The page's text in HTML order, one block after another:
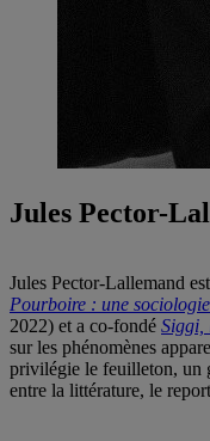
Jules Pector-
Jules Pector-Lallemand
Pourboire : une
2022) et a co-fondé Siggi,
sur les phénomènes
privilégie le feuilleton, un
entre la littérature, le